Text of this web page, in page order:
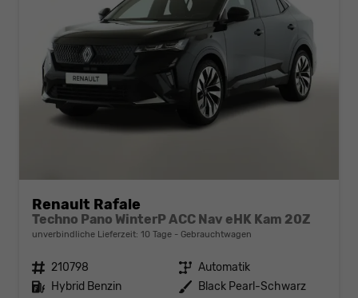
Renault Rafale
Techno Pano WinterP ACC Nav eHK Kam 20Z
unverbindliche Lieferzeit: 10 Tage Gebrauchtwagen
Fahrzeugnr. 210798 Getriebe Automatik
Kraftstoff Hybrid Benzin Außenfarbe Black Pearl-Schwarz